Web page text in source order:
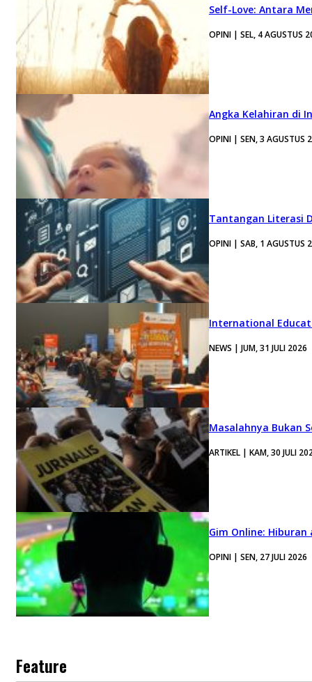
Self-Love: Antara
OPINI | SEL, 4 AGUSTUS
Angka Kelahiran di
OPINI | SEN, 3 AGUSTUS
Tantangan Literasi
OPINI | SAB, 1 AGUSTUS
International
NEWS | JUM, 31 JULI 2026
Masalahnya Bukan
ARTIKEL | KAM, 30 JULI
Gim Online:
OPINI | SEN, 27 JULI 2026
Feature